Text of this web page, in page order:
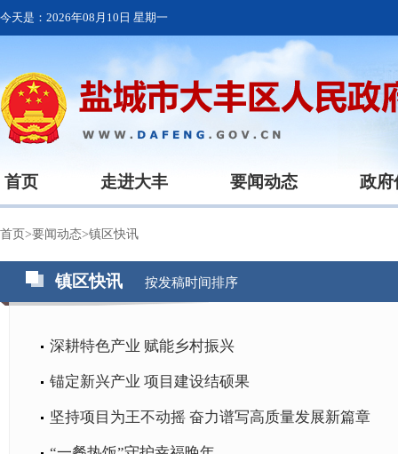
今天是： 2026年08月10日 星期一
首页 走进大丰 要闻动态 政府
首页 >要闻动态>镇区快讯
镇区快讯 按发稿时间排序
深耕特色产业 赋能乡村振兴
锚定新兴产业 项目建设结硕果
坚持项目为王不动摇 奋力谱写高质量发展新篇章